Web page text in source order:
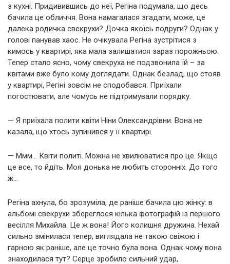
з кухні. Придивившись до неї, Регіна подумала, що десь
бачила це обличчя. Вона намагалася згадати, може, це
далека родичка свекрухи? Дочка якоїсь подруги? Однак у
голові панував хаос. Не очікувала Регіна зустрітися з
кимось у квартирі, яка мала залишатися зараз порожньою.
Тепер стало ясно, чому свекруха не подзвонила їй – за
квітами вже було кому доглядати. Однак безлад, що стояв
у квартирі, Регіні зовсім не сподобався. Приїхали
погостювати, але чомусь не підтримували порядку.
— Я приїхала полити квіти Ніни Олександрівни. Вона не
казала, що хтось зупинився у її квартирі.
— Ммм… Квіти политі. Можна не хвилюватися про це. Якщо
це все, то йдіть. Моя донька не любить сторонніх. До того
ж…
Регіна ахнула, бо зрозуміла, де раніше бачила цю жінку: в
альбомі свекрухи збереглося кілька фотографій із першого
весілля Михайла. Це ж вона! Його колишня дружина. Нехай
сильно змінилася тепер, виглядала не такою свіжою і
гарною як раніше, але це точно була вона. Однак чому вона
знаходилася тут? Серце зробило сильний удар,